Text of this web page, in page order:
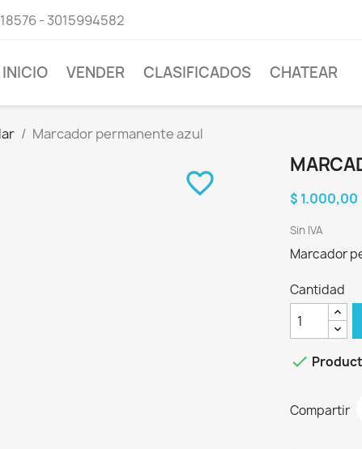
- 3015994582
INICIO VENDER CLASIFICADOS CHATEAR
Marcador permanente azul
favorite_border $ 1.000,00
Sin IVA
Marcador
Cantidad

Compartir